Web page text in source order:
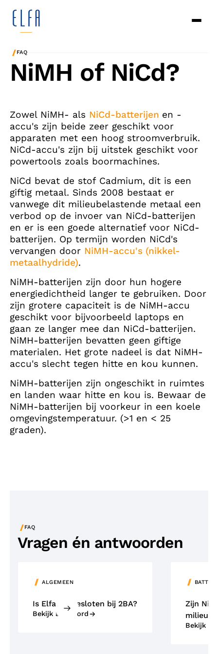
/FAQ
NiMH of NiCd?
Zowel NiMH- als NiCd-batterijen en -
accu's zijn beide zeer geschikt voor
apparaten met een hoog stroomverbruik.
NiCd-accu's zijn bij uitstek geschikt voor
powertools zoals boormachines.
NiCd bevat de stof Cadmium, dit is een
giftig metaal. Sinds 2008 bestaat er
vanwege dit milieubelastende metaal een
verbod op de invoer van NiCd-batterijen
en er is een goede alternatief voor NiCd-
batterijen. Op termijn worden NiCd's
vervangen door NiMH-accu's (nikkel-
metaalhydride).
NiMH-batterijen zijn door hun hogere
energiedichtheid langer te gebruiken. Door
zijn grotere capaciteit is de NiMH-accu
geschikt voor bijvoorbeeld laptops en
gaan ze langer mee dan NiCd-batterijen.
NiMH-batterijen bevatten geen giftige
materialen. Het grote nadeel is dat NiMH-
accu's slecht tegen hitte en kou kunnen.
NiMH-batterijen zijn ongeschikt in ruimtes
en landen waar hitte en kou is. Bewaar de
NiMH-batterijen bij voorkeur in een koele
omgevingstemperatuur. (>1 en < 25
graden).
/FAQ
Vragen én antwoorden
ALGEMEEN
Is Elfa aangesloten bij 2BA?
Bekijk antwoord
Zijn
Bekijk